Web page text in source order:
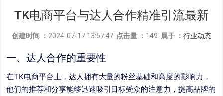
TK电商平台与达人合作精准引流最新
创建时间 ： 2024-07-17 13:57:47 点击量 ： 149 属于 ： 行业动态
一、达人合作的重要性
在TK电商平台上，达人拥有大量的粉丝基础和高度的影响力，
他们的推荐和分享能够迅速吸引目标受众的注意力，提高品牌的